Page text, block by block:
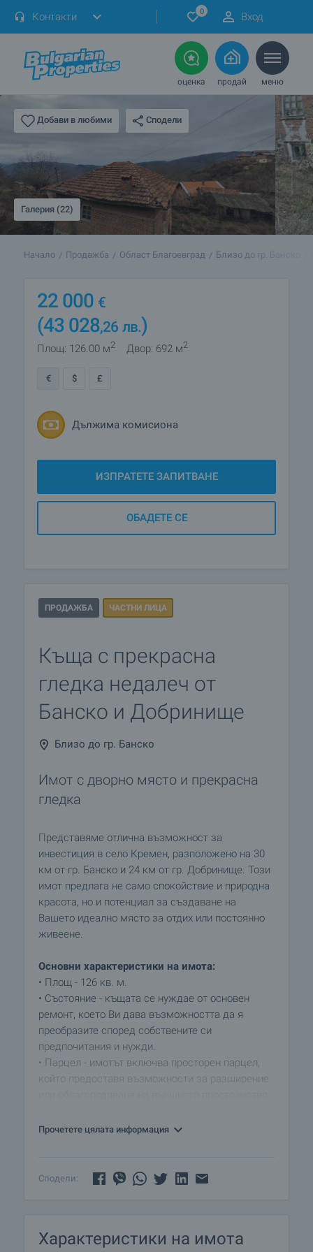
Контакти 0 Вход
оценка продай меню
Добави в любими Сподели
Галерия (22)
Начало Продажба Област Благоевград Близо до гр. Банско
22 000 €
(43 028,26 лв.)
Площ: 126.00 м2 Двор: 692 м2
€ $ £
Дължима комисиона
ИЗПРАТЕТЕ ЗАПИТВАНЕ
ОБАДЕТЕ СЕ
ПРОДАЖБА ЧАСТНИ ЛИЦА
Къща с прекрасна
гледка недалеч от
Банско и Добринище
Близо до гр. Банско
Имот с дворно място и прекрасна
гледка
Представяме отлична възможност за
инвестиция в село Кремен, разположено на 30
км от гр. Банско и 24 км от гр. Добринище. Този
имот предлага не само спокойствие и природна
красота, но и потенциал за създаване на
Вашето идеално място за отдих или постоянно
живеене.
Основни характеристики на имота:
• Площ - 126 кв. м.
• Състояние - къщата се нуждае от основен
ремонт, което Ви дава възможността да я
преобразите според собствените си
предпочитания и нужди.
• Парцел - имотът включва просторен парцел,
който предоставя възможности за разширение
околните хълмове и природа, която добавя
Село Кремен е тихо и спокойно място,
Добринище прави имота изключително
Прочетете цялата информация
Сподели:
Характеристики на имота